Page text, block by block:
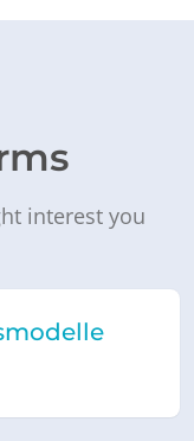
interest you